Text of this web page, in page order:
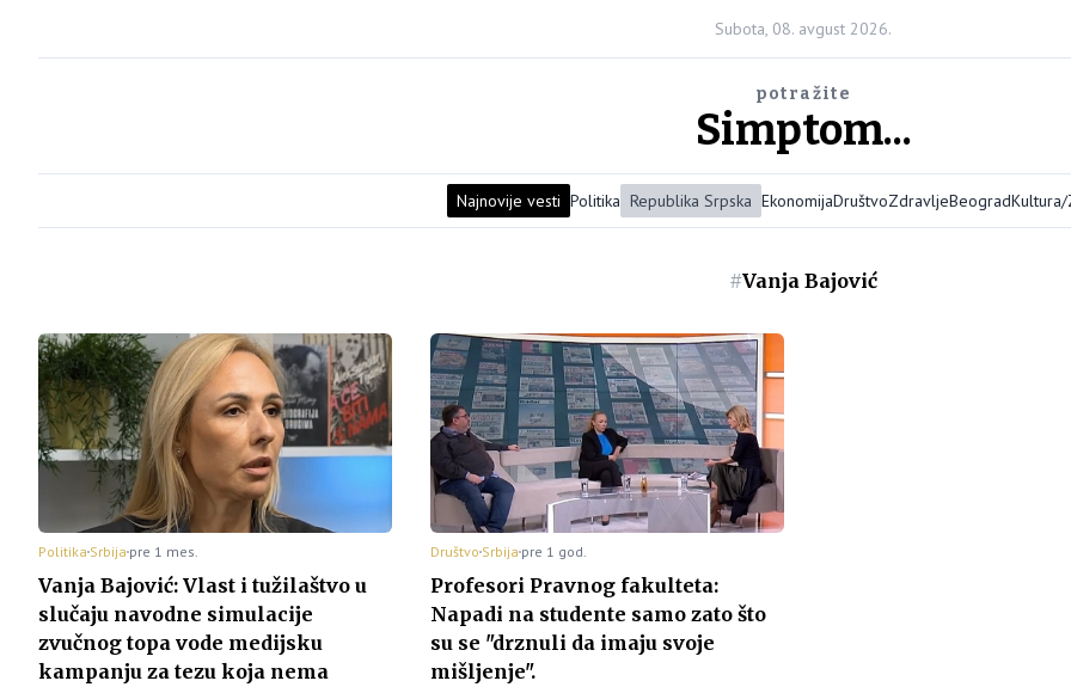
Subota, 08. avgust 2026.
potražite
Simptom...
Najnovije vesti Politika Republika Srpska EkonomijaDruštvoZdravljeBeogradKultura/
#Vanja Bajović
Politika Srbija pre 1 mes.
Vanja Bajović: Vlast i tužilaštvo u
slučaju navodne simulacije
zvučnog topa vode medijsku
kampanju za tezu koja nema
DruštvoSrbijapre 1 god.
Profesori Pravnog fakulteta:
Napadi na studente samo zato što
su se "drznuli da imaju svoje
mišljenje".